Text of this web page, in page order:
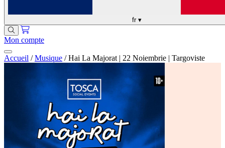
fr ▾
Mon compte
Accueil / Musique / Hai La Majorat | 22 Noiembrie | Targoviste